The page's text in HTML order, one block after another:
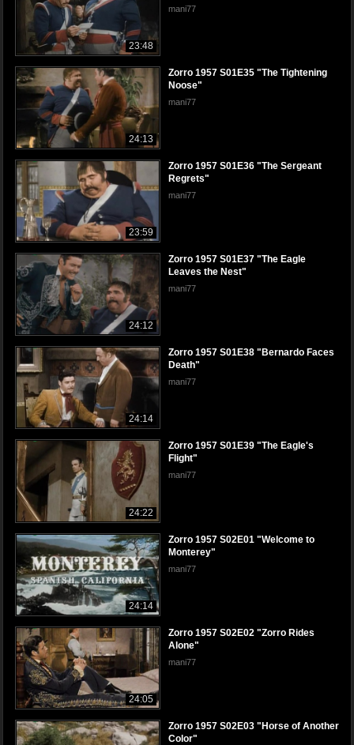
23:48
mani77
24:13
Zorro 1957 S01E35 "The Tightening
Noose"
mani77
23:59
Zorro 1957 S01E36 "The Sergeant
Regrets"
mani77
24:12
Zorro 1957 S01E37 "The Eagle
Leaves the Nest"
mani77
24:14
Zorro 1957 S01E38 "Bernardo Faces
Death"
mani77
24:22
Zorro 1957 S01E39 "The Eagle's
Flight"
mani77
24:14
Zorro 1957 S02E01 "Welcome to
Monterey"
mani77
24:05
Zorro 1957 S02E02 "Zorro Rides
Alone"
mani77
Zorro 1957 S02E03 "Horse of Another
Color"